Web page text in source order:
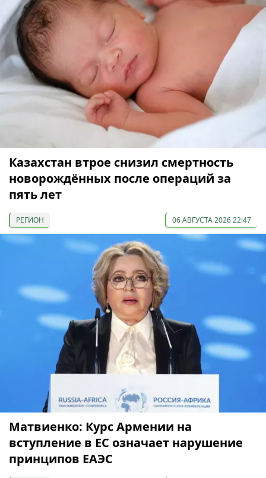
Казахстан втрое снизил смертность
новорождённых после операций за
пять лет
РЕГИОН 06 АВГУСТА 2026 22:47
Матвиенко: Курс Армении на
вступление в ЕС означает нарушение
принципов ЕАЭС